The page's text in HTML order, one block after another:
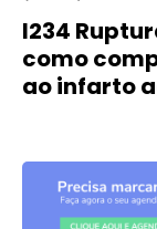
I234
como
ao infarto